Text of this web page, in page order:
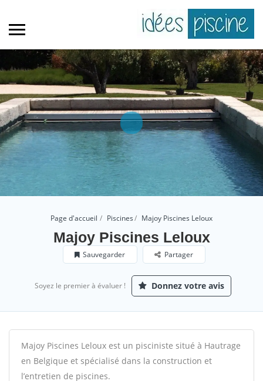
Page d'accueil Piscines Majoy Piscines Leloux
Majoy Piscines Leloux
Sauvegarder Partager
Soyez le premier à évaluer ! Donnez votre avis
Majoy Piscines Leloux est un pisciniste situé à Hautrage
en Belgique et spécialisé dans la construction et
l’entretien de piscines.